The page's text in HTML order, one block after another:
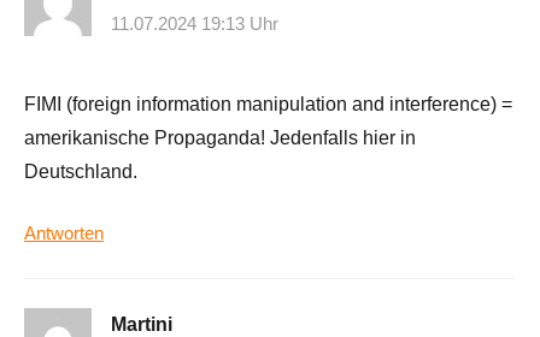
11.07.2024 19:13 Uhr
FIMI (foreign information manipulation and interference) =
amerikanische Propaganda! Jedenfalls hier in
Deutschland.
Antworten
Martini